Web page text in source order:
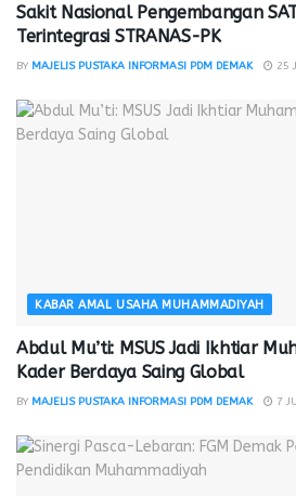
Sakit Nasional Pengembangan
Terintegrasi STRANAS-PK
BY MAJELIS PUSTAKA INFORMASI PDM DEMAK 25
KABAR AMAL USAHA MUHAMMADIYAH
Abdul Mu’ti: MSUS Jadi Ikhtiar
Kader Berdaya Saing Global
BY MAJELIS PUSTAKA INFORMASI PDM DEMAK 7